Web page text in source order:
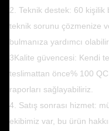
2. Teknik destek: 60
teknik sorunu çözmenize
bulmanıza yardımcı
3Kalite güvencesi: Kendi
teslimattan önce% 100
raporları sağlayabiliriz.
4. Satış sonrası hizmet:
ekibimiz var, bu ürün